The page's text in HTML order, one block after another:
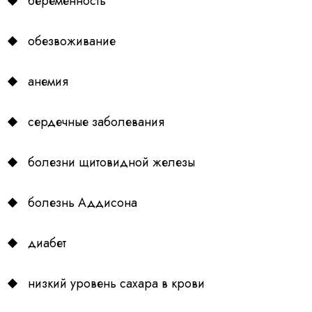
обезвоживание
анемия
сердечные заболевания
болезни щитовидной железы
болезнь Аддисона
диабет
низкий уровень сахара в крови